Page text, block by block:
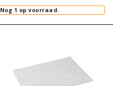
Nog 1 op voorraad.